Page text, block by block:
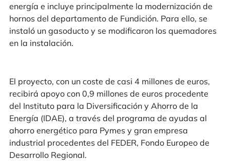
energía e incluye principalmente la modernización de
hornos del departamento de Fundición. Para ello, se
instaló un gasoducto y se modificaron los quemadores
en la instalación.
El proyecto, con un coste de casi 4 millones de euros,
recibirá apoyo con 0,9 millones de euros procedente
del Instituto para la Diversificación y Ahorro de la
Energía (IDAE), a través del programa de ayudas al
ahorro energético para Pymes y gran empresa
industrial procedentes del FEDER, Fondo Europeo de
Desarrollo Regional.